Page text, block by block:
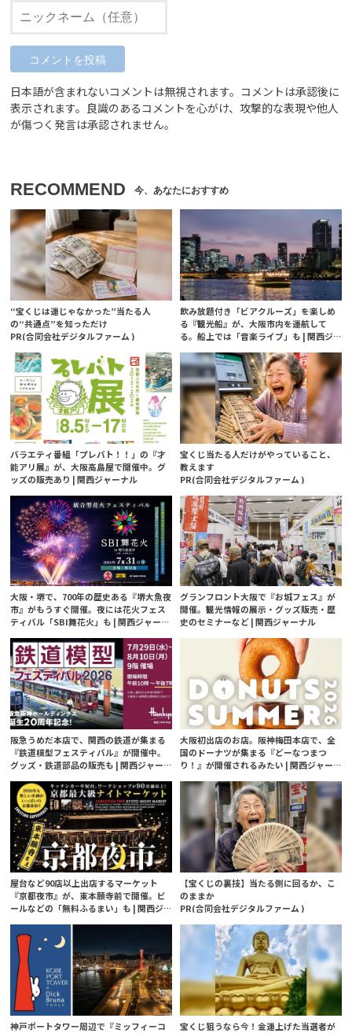
日本語が含まれないコメントは無視されます。コメントは承認後に
表示されます。良識のあるコメントを心がけ、攻撃的な表現や他人
が傷つく発言は承認されません。
RECOMMEND
“宝くじは運じゃなかった”当たる人
の“共通点”を知っただけ
PR(合同会社デジタルファーム )
飲み放題付き「ビアクルーズ」を楽しめ
る『観光船』が、大阪市内を運航して
る。船上では「音楽ライブ」も | 関西ジ
バラエティ番組「プレバト！！」の『才
能アリ展』が、大阪高島屋で開催中。グ
ッズの販売あり | 関西ジャーナル
宝くじ当たる人だけがやっていること、
教えます
PR(合同会社デジタルファーム )
大阪・堺で、700年の歴史ある『堺大魚夜
市』がもうすぐ開催。夜には花火フェス
ティバル「SBI舞花火」も | 関西ジャーナ
グランフロント大阪で『お城フェス』が
開催。観光情報の展示・グッズ販売・歴
史のセミナーなど | 関西ジャーナル
阪急うめだ本店で、関西の鉄道が集まる
『鉄道模型フェスティバル』が開催中。
グッズ・鉄道部品の販売も | 関西ジャー
大阪初出店のお店。阪神梅田本店で、全
国のドーナツが集まる『どーなつまつ
り！』が開催されるみたい | 関西ジャー
屋台など90店以上出店するマーケット
『京都夜市』が、東本願寺前で開催。ビ
ールなどの「無料ふるまい」も | 関西ジ
【宝くじの裏技】当たる側に回るか、こ
のままか
PR(合同会社デジタルファーム )
神戸ポートタワー周辺で『ミッフィーコ
宝くじ狙うなら今！金運上げた当選者が